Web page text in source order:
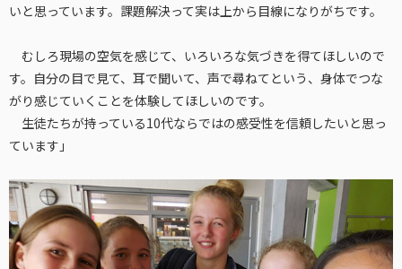
いと思っています。課題解決って実は上から目線になりがちです。
むしろ現場の空気を感じて、いろいろな気づきを得てほしいので
す。自分の目で見て、耳で聞いて、声で尋ねてという、身体でつな
がり感じていくことを体験してほしいのです。
生徒たちが持っている10代ならではの感受性を信頼したいと思っ
ています」